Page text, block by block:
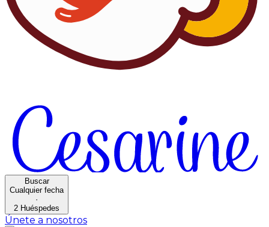
Buscar
Cualquier fecha
·
2 Huéspedes
Únete a nosotros